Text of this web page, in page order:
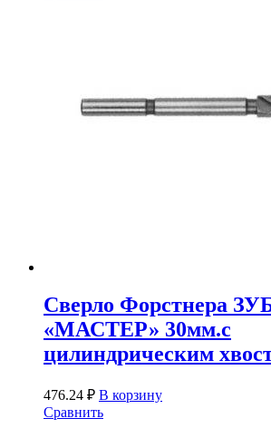
Сверло Форстнера
«МАСТЕР» 30мм.с
цилиндрическим
476.24 ₽ В корзину
Сравнить